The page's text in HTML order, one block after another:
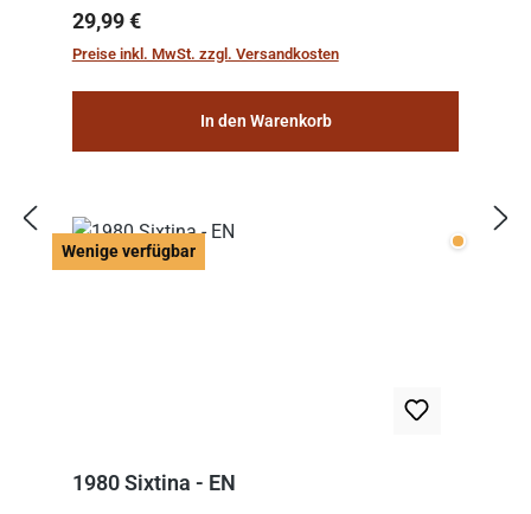
Regulärer Preis:
29,99 €
Preise inkl. MwSt. zzgl. Versandkosten
In den Warenkorb
Wenige verfügbar Wenige
1980 Sixtina - EN